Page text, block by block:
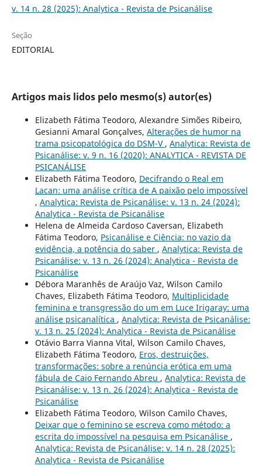
v. 14 n. 28 (2025): Analytica - Revista de Psicanálise
Seção
EDITORIAL
Artigos mais lidos pelo mesmo(s) autor(es)
Elizabeth Fátima Teodoro, Alexandre Simões Ribeiro,
Gesianni Amaral Gonçalves, Alterações de humor na
trama psicopatológica do DSM-V , Analytica: Revista de
Psicanálise: v. 9 n. 16 (2020): ANALYTICA - REVISTA DE
PSICANÁLISE
Elizabeth Fátima Teodoro, Decifrando o Real em
Lacan: uma análise crítica de A paixão pelo impossível
, Analytica: Revista de Psicanálise: v. 13 n. 24 (2024):
Analytica - Revista de Psicanálise
Helena de Almeida Cardoso Caversan, Elizabeth
Fátima Teodoro, Psicanálise e Ciência: no vazio da
evidência, a potência do saber , Analytica: Revista de
Psicanálise: v. 13 n. 26 (2024): Analytica - Revista de
Psicanálise
Débora Maranhês de Araújo Vaz, Wilson Camilo
Chaves, Elizabeth Fátima Teodoro, Multiplicidade
feminina e transgressão do um em Luce Irigaray: uma
análise psicanalítica , Analytica: Revista de Psicanálise:
v. 13 n. 25 (2024): Analytica - Revista de Psicanálise
Otávio Barra Vianna Vital, Wilson Camilo Chaves,
Elizabeth Fátima Teodoro, Eros, destruições,
transformações: sobre a renúncia erótica em uma
fábula de Caio Fernando Abreu , Analytica: Revista de
Psicanálise: v. 13 n. 26 (2024): Analytica - Revista de
Psicanálise
Elizabeth Fátima Teodoro, Wilson Camilo Chaves,
Deixar que o feminino se escreva como método: a
escrita do impossível na pesquisa em Psicanálise ,
Analytica: Revista de Psicanálise: v. 14 n. 28 (2025):
Analytica - Revista de Psicanálise